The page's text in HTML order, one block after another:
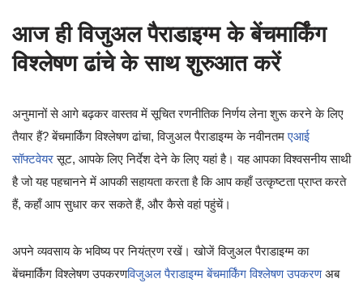
आज ही विजुअल पैराडाइग्म के बेंचमार्किंग
विश्लेषण ढांचे के साथ शुरुआत करें
अनुमानों से आगे बढ़कर वास्तव में सूचित रणनीतिक निर्णय लेना शुरू करने के लिए
तैयार हैं? बेंचमार्किंग विश्लेषण ढांचा, विजुअल पैराडाइग्म के नवीनतमएआई
सॉफ्टवेयरसूट, आपके लिए निर्देश देने के लिए यहां है। यह आपका विश्वसनीय साथी
है जो यह पहचानने में आपकी सहायता करता है कि आप कहाँ उत्कृष्टता प्राप्त करते
हैं, कहाँ आप सुधार कर सकते हैं, और कैसे वहां पहुंचें।
अपने व्यवसाय के भविष्य पर नियंत्रण रखें। खोजें विजुअल पैराडाइग्म का
बेंचमार्किंग विश्लेषण उपकरणविजुअल पैराडाइग्म बेंचमार्किंग विश्लेषण उपकरणअब